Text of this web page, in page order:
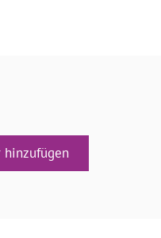
hinzufügen